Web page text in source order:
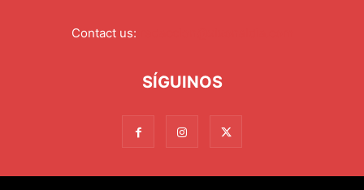
Contact us:
SÍGUINOS